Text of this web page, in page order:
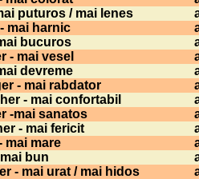
puturos / mai lenes
mai harnic
bucuros
- mai vesel
devreme
- mai rabdator
- mai confortabil
-mai sanatos
- mai fericit
mai mare
bun
- mai urat / mai hidos